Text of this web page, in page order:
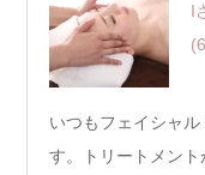
I
いつもフェイシャ
す。トリートメン